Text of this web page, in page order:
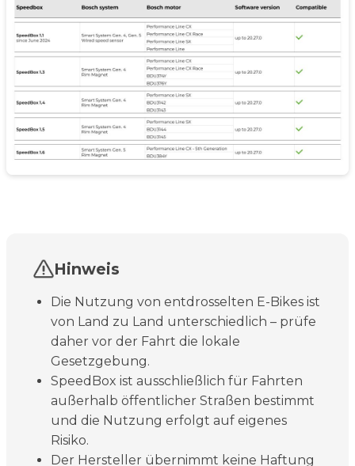
Hinweis
Die Nutzung von entdrosselten E-Bikes ist
von Land zu Land unterschiedlich – prüfe
daher vor der Fahrt die lokale
Gesetzgebung.
SpeedBox ist ausschließlich für Fahrten
außerhalb öffentlicher Straßen bestimmt
und die Nutzung erfolgt auf eigenes
Risiko.
Der Hersteller übernimmt keine Haftung